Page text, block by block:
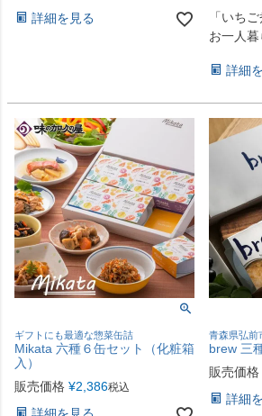
詳細を見る
「いち
お一人
詳細
ギフトにも最適な惣菜缶詰
Mikata 六種６缶セット（化粧箱
入）
販売価格 ¥2,386税込
青森県弘前
brew 三
販売価格
詳細